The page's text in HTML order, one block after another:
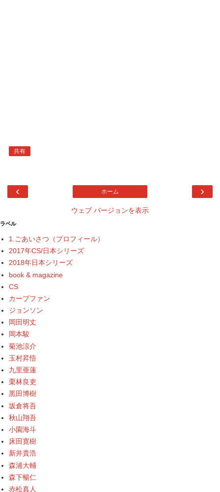
共有
‹ ›
ホーム
ウェブ バージョンを表示
ラベル
1.ごあいさつ（プロフィール）
2017年CS/日本シリーズ
2018年日本シリーズ
book & magazine
CS
カープファン
ジョンソン
岡田明丈
岡本駿
菊池涼介
玉村昇悟
九里亜蓮
栗林良吏
黒田博樹
坂倉将吾
秋山翔吾
小園海斗
床田寛樹
新井貴浩
森浦大輔
森下暢仁
赤松真人